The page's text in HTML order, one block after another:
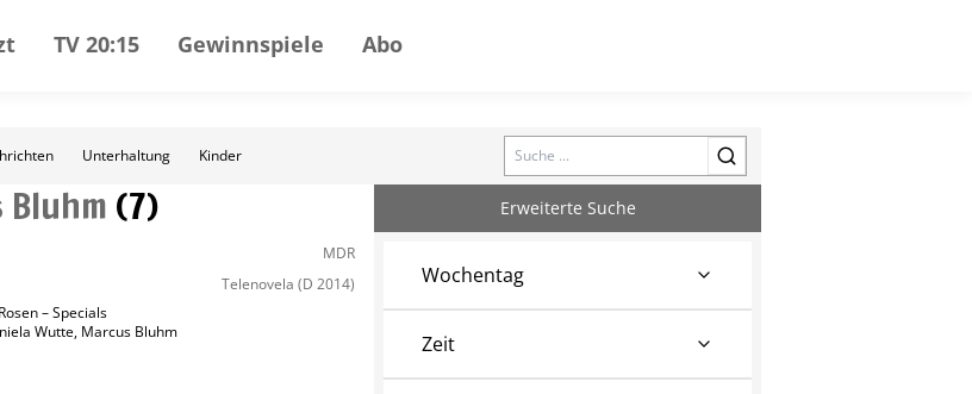
TV 20:15 Gewinnspiele Abo
Unterhaltung Kinder Search
Bluhm (7)
MDR
Telenovela (D 2014)
– Specials
Wutte, Marcus Bluhm
Erweiterte Suche
Wochentag
Zeit